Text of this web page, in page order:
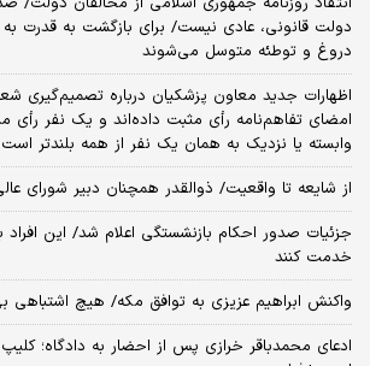
دولت قانونی، عادی نیست/ برای بازگشت به قدرت
دروغ و توطئه متوسل می‌شوند
امضای تفاهم‌نامه رأی مثبت داده‌اند و یک نفر
وابسته یا نزدیک به همان یک نفر از همه بلندتر است
از شایعه تا واقعیت/ ذوالقدر همچنان دبیر شورای
خدمت کنند
واکنش ابراهیم عزیزی به توافق مکه/ هیچ اشتباهی
ادعای محمدباقر خرازی پس از احضار به دادگاه؛